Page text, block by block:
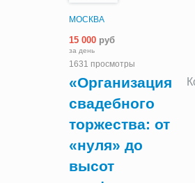
МОСКВА
15 000 руб
за день
1631 просмотры
«Организация
свадебного
торжества: от
«нуля» до
высот